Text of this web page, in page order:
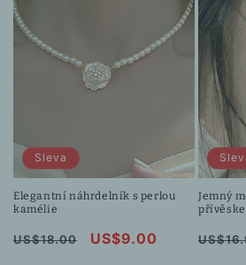
Sleva
Elegantní náhrdelník s perlou
kamélie
Běžná
US$18.00
Výprodejová
US$9.00
Jemný
Běžná